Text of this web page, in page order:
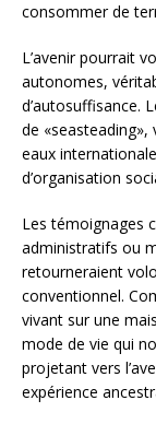
consommer de
L’avenir pourrait
autonomes,
d’autosuffisance.
de
eaux
d’organisation
Les témoignages
administratifs ou
retourneraient
conventionnel.
vivant sur une
mode de vie qui
projetant vers
expérience